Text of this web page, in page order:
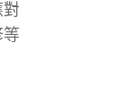
對